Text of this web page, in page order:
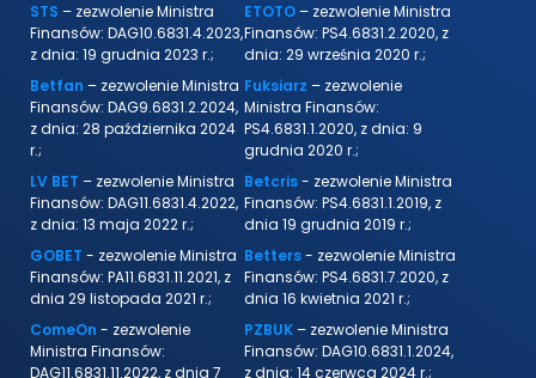
STS – zezwolenie Ministra
Finansów: DAG10.6831.4.2023,
z dnia: 19 grudnia 2023 r.;
ETOTO– zezwolenie Ministra
Finansów: PS4.6831.2.2020, z
dnia: 29 września 2020 r.;
Betfan – zezwolenie Ministra
Finansów: DAG9.6831.2.2024,
z dnia: 28 października 2024
r.;
Fuksiarz – zezwolenie
Ministra Finansów:
PS4.6831.1.2020, z dnia: 9
grudnia 2020 r.;
LV BET – zezwolenie Ministra
Finansów: DAG11.6831.4.2022,
z dnia: 13 maja 2022 r.;
Betcris- zezwolenie Ministra
Finansów: PS4.6831.1.2019, z
dnia 19 grudnia 2019 r.;
GOBET - zezwolenie Ministra
Finansów: PA11.6831.11.2021, z
dnia 29 listopada 2021 r.;
Betters- zezwolenie Ministra
Finansów: PS4.6831.7.2020, z
dnia 16 kwietnia 2021 r.;
ComeOn - zezwolenie
Ministra Finansów:
DAG11.6831.11.2022, z dnia 7
PZBUK– zezwolenie Ministra
Finansów: DAG10.6831.1.2024,
z dnia: 14 czerwca 2024 r.;